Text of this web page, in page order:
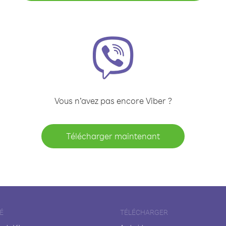
Vous n’avez pas encore Viber ?
Télécharger maintenant
TÉLÉCHARGER